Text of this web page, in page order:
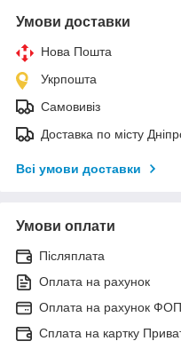
Умови доставки
Нова Пошта
Укрпошта
Самовивіз
Доставка по місту
Всі умови доставки
Умови оплати
Післяплата
Оплата на рахунок
Оплата на рахунок
Сплата на картку